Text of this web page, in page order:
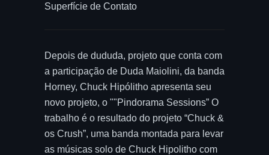
Superfície de Contato
Depois de dududa, projeto que conta com
a participação de Duda Maiolini, da banda
Horney, Chuck Hipólitho apresenta seu
novo projeto, o ""Pindorama Sessions” O
trabalho é o resultado do projeto “Chuck &
os Crush”, uma banda montada para levar
as músicas solo de Chuck Hipolitho com